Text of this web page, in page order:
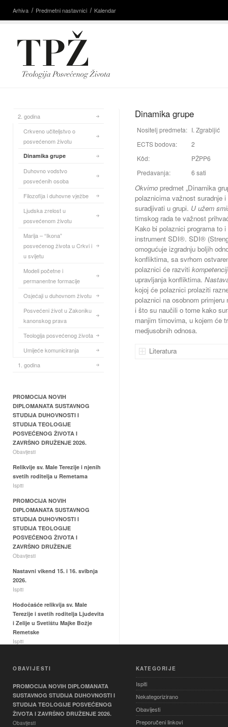
Arhiva Predmetni nastavnici Kalendar
Dinamika grupe
Nositelj predmeta: I. Zgrabljić
ECTS bodova:
2
Kôd:
PŽPP6
Predavanja:
6 sati
Okvirno predmet „Dinamika
polaznicima važnost suradnje
suradjivati u grupi. U užem
timskog rada te važnost
Kako bi polaznici programa to
instrument SDI®. SDI®
omogućuje izgradnju boljih
konfliktima, sa svrhom
polaznici će razviti
upravljanja konfliktima.
kojoj će polaznici prolaziti
polaznici na osobnom
i što su naučili o tome kako
manjim timovima, u kojem će
medjusobnih odnosa.
Literatura
2. godina
Crkveno učiteljstvo o
posvećenom životu
Dinamika grupe
Duhovno vodstvo
posvećenih osoba
Filozofija i duhovne vježbe
Ljudska zrelost u
posvećenom životu
Marija – “Ikona”
posvećenog života u Crkvi i
u svijetu
Modeli početne i
permanentne formacije
Osjećaji u duhovnom životu
Posvećeni život u Zakoniku
kanonskog prava
Teologija posvećenog života
Umijeće komuniciranja
1. godina
PROMOCIJA NOVIH
DIPLOMANATA SUSTAVNOG
STUDIJA DUHOVNOSTI I
STUDIJA TEOLOGIJE
POSVEĆENOG ŽIVOTA I
ZAVRŠNO DRUŽENJE 2026.
Obavijesti
Relikvije sv. Male Terezije i njenih
svetih roditelja u Remetama
Ispiti
PROMOCIJA NOVIH
DIPLOMANATA SUSTAVNOG
STUDIJA DUHOVNOSTI I
STUDIJA TEOLOGIJE
POSVEĆENOG ŽIVOTA I
ZAVRŠNO DRUŽENJE
Obavijesti
Nastavni vikend 15. i 16. svibnja
2026.
Ispiti
Hodočašće relikvija sv. Male
Terezije i svetih roditelja Ljudevita
i Zelije u Svetištu Majke Božje
Remetske
Ispiti
OBAVIJESTI
PROMOCIJA NOVIH DIPLOMANATA
SUSTAVNOG STUDIJA DUHOVNOSTI I
STUDIJA TEOLOGIJE POSVEĆENOG
ŽIVOTA I ZAVRŠNO DRUŽENJE 2026.
Obavijesti
KATEGORIJE
Ispiti
Nekategorizirano
Obavijesti
Preporučeni linkovi